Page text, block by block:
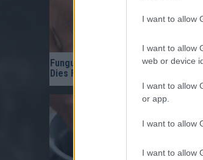
I want to allow
I want to allow
web or device
I want to allow
or app.
I want to allow
I want to allow
Fungus Is A Parasite, And It
Dies From A Drop Of Plain...
5